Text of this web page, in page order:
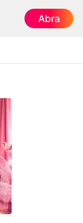
Abra